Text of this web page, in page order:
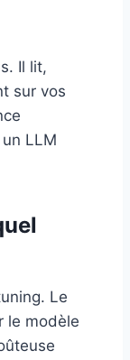
Il lit,
sur vos
LLM
Le
le modèle